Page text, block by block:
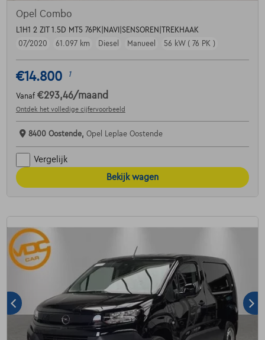
Opel Combo
L1H1 2 ZIT 1.5D MT5 76PK|NAVI|SENSOREN|TREKHAAK
07/2020
61.097 km Diesel Manueel 56 kW ( 76 PK )
€14.800 1
Vanaf €293,46/maand
Ontdek het volledige cijfervoorbeeld
8400 Oostende, Opel Leplae Oostende
Vergelijk
Bekijk wagen